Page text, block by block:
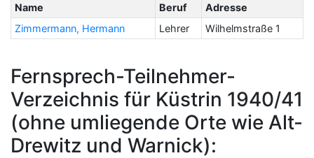
Name Beruf
Adresse
Zimmermann, Hermann
Lehrer Wilhelmstraße 1
Fernsprech-Teilnehmer-
Verzeichnis für Küstrin 1940/41
(ohne umliegende Orte wie Alt-
Drewitz und Warnick):